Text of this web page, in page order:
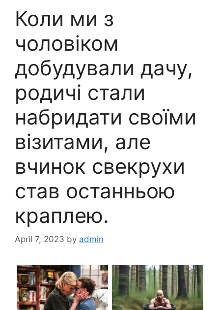
Коли ми з
чоловіком
добудували дачу,
родичі стали
набридати своїми
візитами, але
вчинок свекрухи
став останньою
краплею.
April 7, 2023 by admin